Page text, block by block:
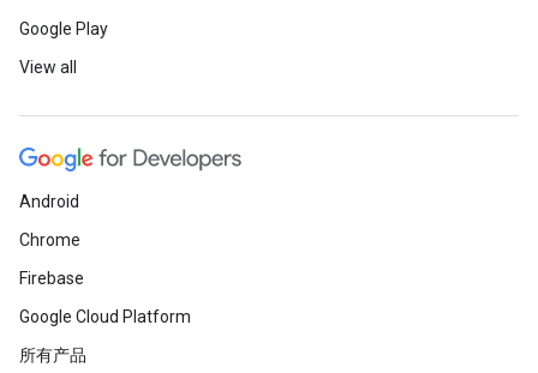
Google Play
View all
Android
Chrome
Firebase
Google Cloud Platform
所有产品